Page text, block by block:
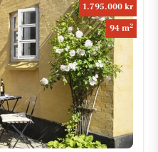
1.795.000 kr
94 m2